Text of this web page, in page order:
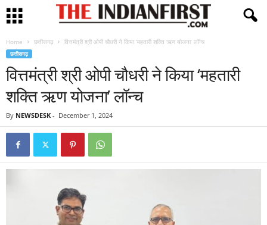
Home छत्तीसगढ़ वित्तमंत्री श्री ओपी चौधरी ने किया ‘महतारी शक्ति ऋण योजना’ लॉन्च
छत्तीसगढ़
वित्तमंत्री श्री ओपी चौधरी ने किया ‘महतारी
शक्ति ऋण योजना’ लॉन्च
By NEWSDESK - December 1, 2024